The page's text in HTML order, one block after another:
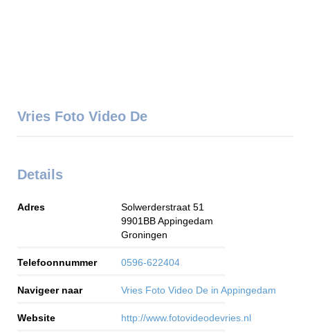
Vries Foto Video De
Details
Adres
Solwerderstraat 51
9901BBAppingedam
Groningen
Telefoonnummer 0596-622404
Navigeer naar Vries Foto Video De in Appingedam
Website http://www.fotovideodevries.nl